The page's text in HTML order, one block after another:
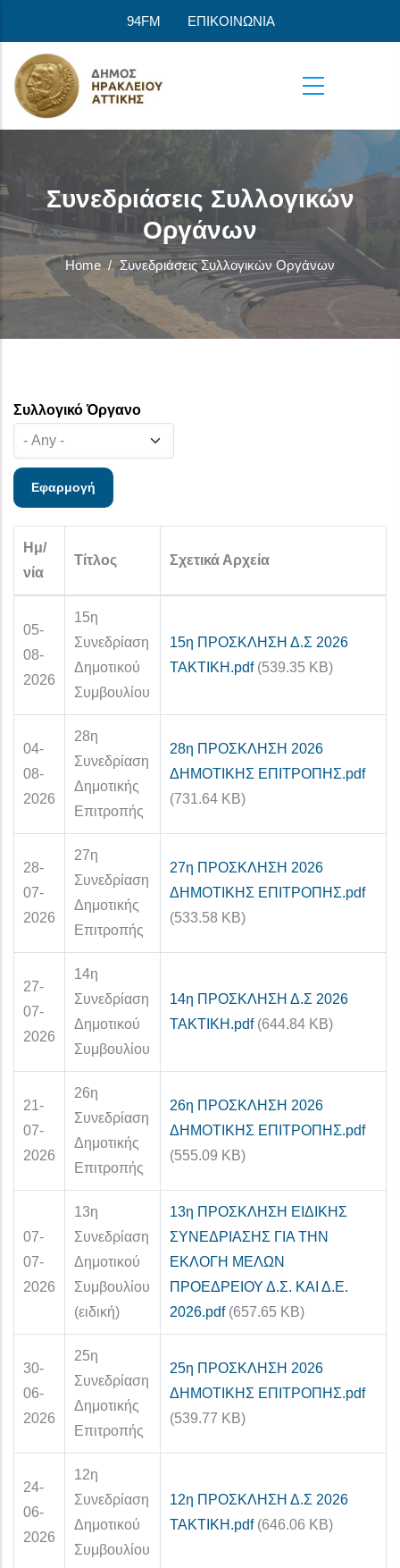
94FM ΕΠΙΚΟΙΝΩΝΙΑ
Συνεδριάσεις Συλλογικών
Οργάνων
Home / Συνεδριάσεις Συλλογικών Οργάνων
Συλλογικό Όργανο
Ημ/
νία
Τίτλος Σχετικά Αρχεία
05-
08-
2026
15η
Συνεδρίαση
Δημοτικού
Συμβουλίου
15η ΠΡΟΣΚΛΗΣΗ Δ.Σ 2026
ΤΑΚΤΙΚΗ.pdf (539.35 KB)
04-
08-
2026
28η
Συνεδρίαση
Δημοτικής
Επιτροπής
28η ΠΡΟΣΚΛΗΣΗ 2026
ΔΗΜΟΤΙΚΗΣ ΕΠΙΤΡΟΠΗΣ.pdf
(731.64 KB)
28-
07-
2026
27η
Συνεδρίαση
Δημοτικής
Επιτροπής
27η ΠΡΟΣΚΛΗΣΗ 2026
ΔΗΜΟΤΙΚΗΣ ΕΠΙΤΡΟΠΗΣ.pdf
(533.58 KB)
27-
07-
2026
14η
Συνεδρίαση
Δημοτικού
Συμβουλίου
14η ΠΡΟΣΚΛΗΣΗ Δ.Σ 2026
ΤΑΚΤΙΚΗ.pdf (644.84 KB)
21-
07-
2026
26η
Συνεδρίαση
Δημοτικής
Επιτροπής
26η ΠΡΟΣΚΛΗΣΗ 2026
ΔΗΜΟΤΙΚΗΣ ΕΠΙΤΡΟΠΗΣ.pdf
(555.09 KB)
07-
07-
2026
13η
Συνεδρίαση
Δημοτικού
Συμβουλίου
(ειδική)
13η ΠΡΟΣΚΛΗΣΗ ΕΙΔΙΚΗΣ
ΣΥΝΕΔΡΙΑΣΗΣ ΓΙΑ ΤΗΝ
ΕΚΛΟΓΗ ΜΕΛΩΝ
ΠΡΟΕΔΡΕΙΟΥ Δ.Σ. ΚΑΙ Δ.Ε.
2026.pdf (657.65 KB)
30-
06-
2026
25η
Συνεδρίαση
Δημοτικής
Επιτροπής
25η ΠΡΟΣΚΛΗΣΗ 2026
ΔΗΜΟΤΙΚΗΣ ΕΠΙΤΡΟΠΗΣ.pdf
(539.77 KB)
24-
06-
2026
12η
Συνεδρίαση
Δημοτικού
Συμβουλίου
12η ΠΡΟΣΚΛΗΣΗ Δ.Σ 2026
ΤΑΚΤΙΚΗ.pdf (646.06 KB)